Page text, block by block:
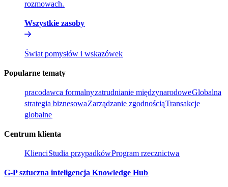
rozmowach.​​
Wszystkie zasoby​​
Świat pomysłów i wskazówek​​
Popularne tematy​​
pracodawca formalny​​zatrudnianie międzynarodowe​​Globalna
strategia biznesowa​​Zarządzanie zgodnością​​Transakcje
globalne​​
Centrum klienta​​
Klienci​​Studia przypadków​​Program rzecznictwa​​
G-P sztuczna inteligencja Knowledge Hub​​